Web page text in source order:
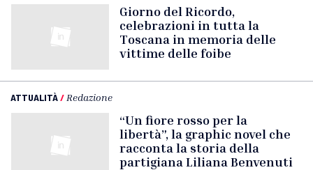
Giorno del Ricordo,
celebrazioni in tutta la
Toscana in memoria delle
vittime delle foibe
ATTUALITÀ/ Redazione
“Un fiore rosso per la
libertà”, la graphic novel che
racconta la storia della
partigiana Liliana Benvenuti